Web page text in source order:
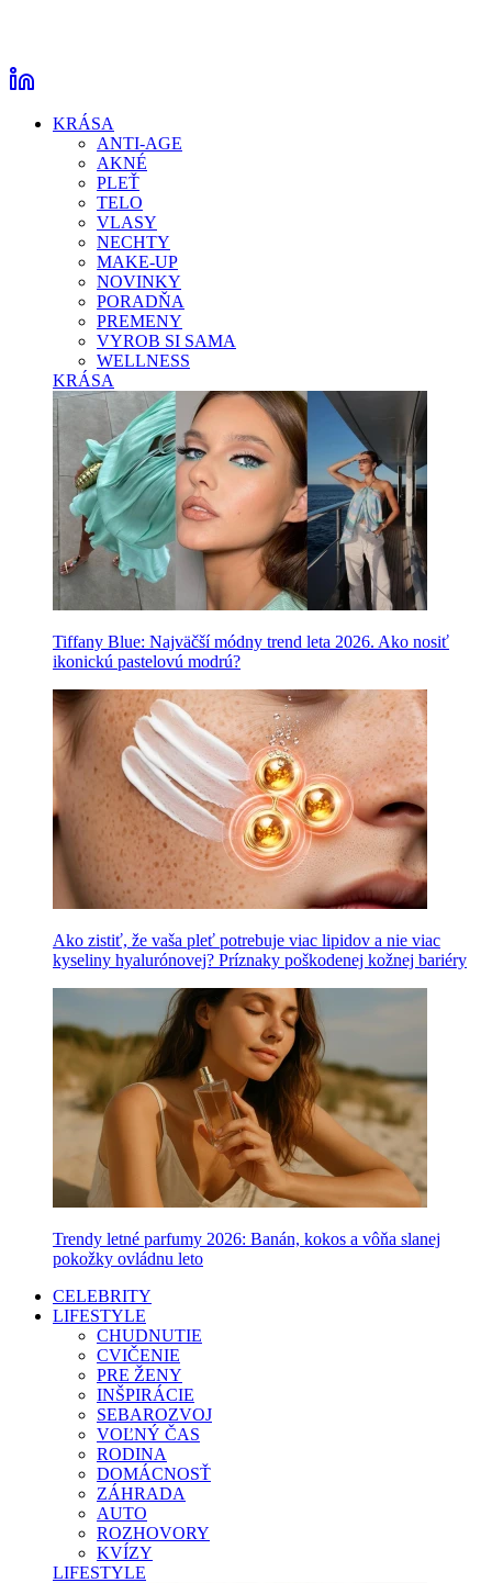
KRÁSA
ANTI-AGE
AKNÉ
PLEŤ
TELO
VLASY
NECHTY
MAKE-UP
NOVINKY
PORADŇA
PREMENY
VYROB SI SAMA
WELLNESS
KRÁSA
Tiffany Blue: Najväčší módny trend leta 2026. Ako nosiť
ikonickú pastelovú modrú?
Ako zistiť, že vaša pleť potrebuje viac lipidov a nie viac
kyseliny hyalurónovej? Príznaky poškodenej kožnej bariéry
Trendy letné parfumy 2026: Banán, kokos a vôňa slanej
pokožky ovládnu leto
CELEBRITY
LIFESTYLE
CHUDNUTIE
CVIČENIE
PRE ŽENY
INŠPIRÁCIE
SEBAROZVOJ
VOĽNÝ ČAS
RODINA
DOMÁCNOSŤ
ZÁHRADA
AUTO
ROZHOVORY
KVÍZY
LIFESTYLE